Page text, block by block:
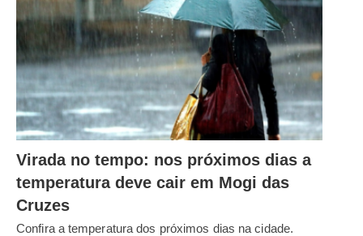
Virada no tempo: nos próximos dias a
temperatura deve cair em Mogi das
Cruzes
Confira a temperatura dos próximos dias na cidade.